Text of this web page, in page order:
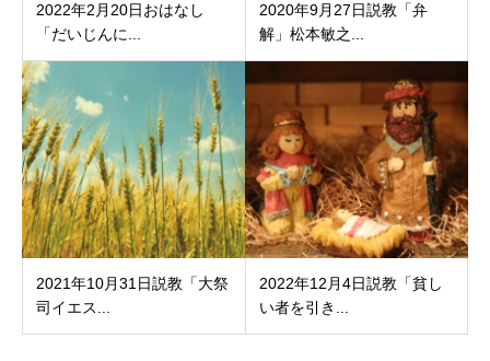
2022年2月20日おはなし
「だいじんに...
2020年9月27日説教「弁
解」松本敏之...
2021年10月31日説教「大祭
司イエス...
2022年12月4日説教「貧し
い者を引き...